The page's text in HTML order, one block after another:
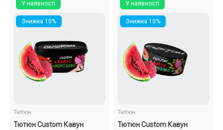
У наявності
Знижка 10%
Тютюн
Тютюн Custom Кавун
У наявності
Знижка 10%
Тютюн
Тютюн Custom Кавун